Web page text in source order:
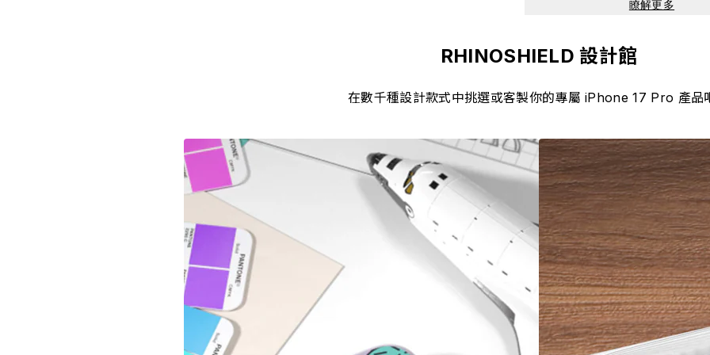
瞭解更多
RHINOSHIELD 設計館
在數千種設計款式中挑選或客製你的專屬 iPhone 17 Pro 產品